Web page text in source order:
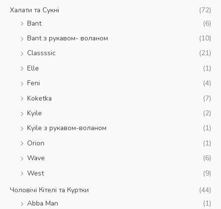
Халати та Сукні
(72)
Bant
(6)
Bant з рукавом- воланом
(10)
Classssic
(21)
Elle
(1)
Feni
(4)
Koketka
(7)
Kyile
(2)
Kyile з рукавом-воланом
(1)
Orion
(1)
Wave
(6)
West
(9)
Чоловічі Кітелі та Куртки
(44)
Abba Man
(1)